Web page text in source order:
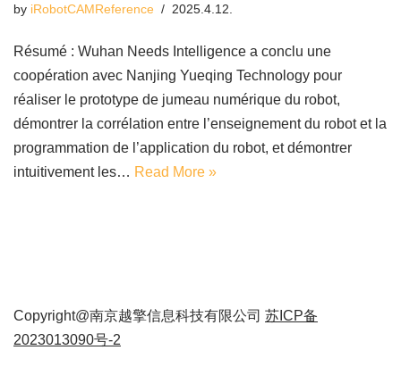
by iRobotCAMReference 2025.4.12.
Résumé : Wuhan Needs Intelligence a conclu une
coopération avec Nanjing Yueqing Technology pour
réaliser le prototype de jumeau numérique du robot,
démontrer la corrélation entre l’enseignement du robot et la
programmation de l’application du robot, et démontrer
intuitivement les… Read More »
Copyright@南京越擎信息科技有限公司 苏ICP备
2023013090号-2